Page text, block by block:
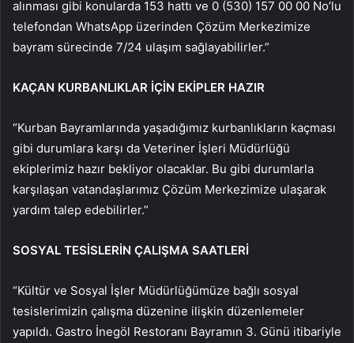
alınması gibi konularda 153 hattı ve 0 (530) 157 00 00 No’lu
telefondan WhatsApp üzerinden Çözüm Merkezimize
bayram sürecinde 7/24 ulaşım sağlayabilirler.”
KAÇAN KURBANLIKLAR İÇİN EKİPLER HAZIR
“Kurban Bayramlarında yaşadığımız kurbanlıkların kaçması
gibi durumlara karşı da Veteriner İşleri Müdürlüğü
ekiplerimiz hazır bekliyor olacaklar. Bu gibi durumlarla
karşılaşan vatandaşlarımız Çözüm Merkezimize ulaşarak
yardım talep edebilirler.”
SOSYAL TESİSLERİN ÇALIŞMA SAATLERİ
“Kültür ve Sosyal İşler Müdürlüğümüze bağlı sosyal
tesislerimizin çalışma düzenine ilişkin düzenlemeler
yapıldı. Gastro İnegöl Restoranı Bayramın 3. Günü itibariyle